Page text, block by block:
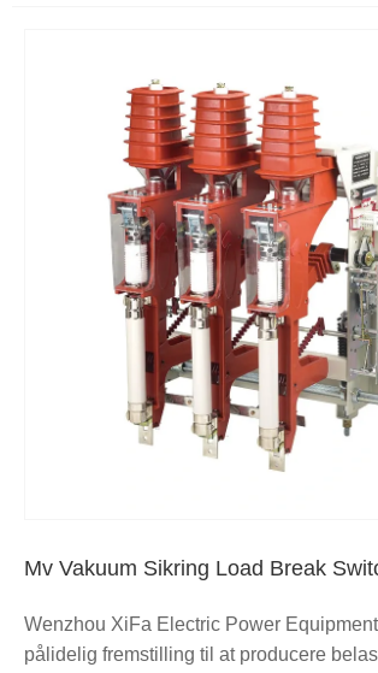
Mv Vakuum Sikring Load Break
Wenzhou XiFa Electric Power
pålidelig fremstilling til at producere